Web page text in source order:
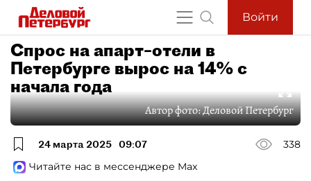
Войти
Спрос на апарт–отели в
Петербурге вырос на 14% с
начала года
Автор фото:Деловой Петербург
24 марта 2025 09:07
338
Читайте нас в мессенджере Max